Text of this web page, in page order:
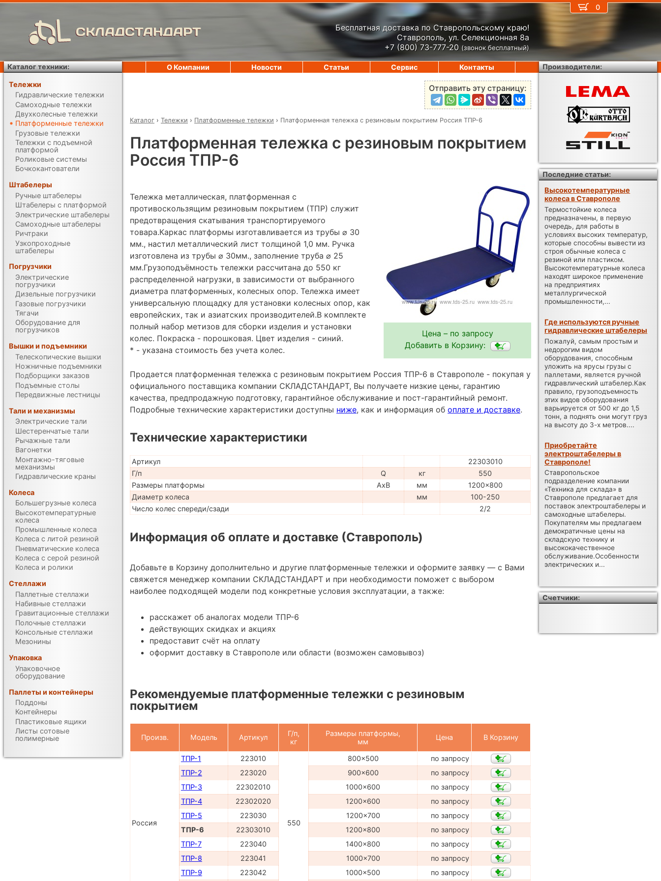
СКЛАДСТАНДАРТ
Бесплатная доставка по Ставропольскому краю!
Ставрополь, ул. Селекционная 8а
+7 (800) 73-777-20 (звонок бесплатный)
Отправить эту страницу:
Каталог › Тележки › Платформенные тележки › Платформенная тележка с резиновым покрытием Россия ТПР-6
Платформенная тележка с резиновым покрытием
Россия ТПР-6
Цена – по запросу
Добавить в Корзину:
Тележка металлическая, платформенная с
противоскользящим резиновым покрытием (ТПР) служит
предотвращения скатывания транспортируемого
товара.Каркас платформы изготавливается из трубы ⌀ 30
мм., настил металлический лист толщиной 1,0 мм. Ручка
изготовлена из трубы ⌀ 30мм., заполнение труба ⌀ 25
мм.Грузоподъёмность тележки рассчитана до 550 кг
распределенной нагрузки, в зависимости от выбранного
диаметра платформенных, колесных опор. Тележка имеет
универсальную площадку для установки колесных опор, как
европейских, так и азиатских производителей.В комплекте
полный набор метизов для сборки изделия и установки
колес. Покраска - порошковая. Цвет изделия - синий.
* - указана стоимость без учета колес.
Продается платформенная тележка с резиновым покрытием Россия ТПР-6 в Ставрополе - покупая у
официального поставщика компании СКЛАДСТАНДАРТ, Вы получаете низкие цены, гарантию
качества, предпродажную подготовку, гарантийное обслуживание и пост-гарантийный ремонт.
Подробные технические характеристики доступны ниже, как и информация об оплате и доставке.
Технические характеристики
Артикул
22303010
Г/п
Q кг
550
Размеры платформы
AxB мм
1200x800
Диаметр колеса
мм
100-250
Число колес спереди/сзади
2/2
Информация об оплате и доставке (Ставрополь)
Добавьте в Корзину дополнительно и другие платформенные тележки и оформите заявку — с Вами
свяжется менеджер компании СКЛАДСТАНДАРТ и при необходимости поможет с выбором
наиболее подходящей модели под конкретные условия эксплуатации, а также:
расскажет об аналогах модели ТПР-6
действующих скидках и акциях
предоставит счёт на оплату
оформит доставку в Ставрополе или области (возможен самовывоз)
Рекомендуемые платформенные тележки с резиновым
покрытием
Произв. Модель Артикул
Г/п,
кг
Размеры платформы,
мм
Цена В Корзину
Россия
ТПР-1 223010
550
800x500
по запросу
ТПР-2
223020 900x600
по запросу
ТПР-3
22302010 1000x600
по запросу
ТПР-4
22302020 1200x600
по запросу
ТПР-5
223030 1200x700
по запросу
ТПР-6
22303010 1200x800
по запросу
ТПР-7
223040 1400x800
по запросу
ТПР-8
223041 1000x700
по запросу
ТПР-9
223042 1000x500 по запросу
0
О Компании Новости Статьи Сервис Контакты
Каталог техники:
Тележки
Гидравлические тележки
Самоходные тележки
Двухколесные тележки
Платформенные тележки
Грузовые тележки
Тележки с подъемной
платформой
Роликовые системы
Бочкокантователи
Штабелеры
Ручные штабелеры
Штабелеры с платформой
Электрические штабелеры
Самоходные штабелеры
Ричтраки
Узкопроходные
штабелеры
Погрузчики
Электрические
погрузчики
Дизельные погрузчики
Газовые погрузчики
Тягачи
Оборудование для
погрузчиков
Вышки и подъемники
Телескопические вышки
Ножничные подъемники
Подборщики заказов
Подъемные столы
Передвижные лестницы
Тали и механизмы
Электрические тали
Шестеренчатые тали
Рычажные тали
Вагонетки
Монтажно-тяговые
механизмы
Гидравлические краны
Колеса
Большегрузные колеса
Высокотемпературные
колеса
Промышленные колеса
Колеса с литой резиной
Пневматические колеса
Колеса с серой резиной
Колеса и ролики
Стеллажи
Паллетные стеллажи
Набивные стеллажи
Гравитационные стеллажи
Полочные стеллажи
Консольные стеллажи
Мезонины
Упаковка
Упаковочное
оборудование
Паллеты и контейнеры
Поддоны
Контейнеры
Пластиковые ящики
Листы сотовые
полимерные
Производители:
Последние статьи:
Высокотемпературные
колеса в Ставрополе
Термостойкие колеса
предназначены, в первую
очередь, для работы в
условиях высоких температур,
которые способны вывести из
строя обычные колеса с
резиной или пластиком.
Высокотемпературные колеса
находят широкое применение
на предприятиях
металлургической
промышленности,...
Где используются ручные
гидравлические штабелеры
Пожалуй, самым простым и
недорогим видом
оборудования, способным
уложить на ярусы грузы с
паллетами, является ручной
гидравлический штабелер.Как
правило, грузоподъемность
этих видов оборудования
варьируется от 500 кг до 1,5
тонн, а поднять они могут груз
на высоту до 3-х метров....
Приобретайте
электроштабелеры в
Ставрополе!
Ставропольское
подразделение компании
«Техника для склада» в
Ставрополе предлагает для
поставок электроштабелеры и
самоходные штабелеры.
Покупателям мы предлагаем
демократичные цены на
складскую технику и
высококачественное
обслуживание.Особенности
электрических и...
Счетчики: